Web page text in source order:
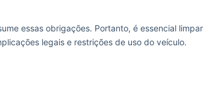
essas obrigações. Portanto, é essencial limpar
legais e restrições de uso do veículo.